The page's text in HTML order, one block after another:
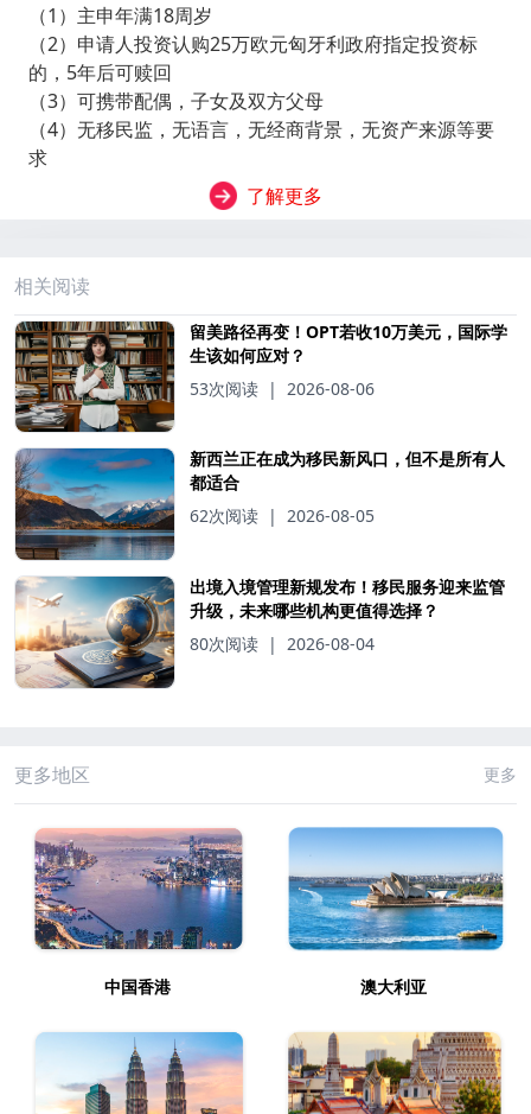
（1）主申年满18周岁
（2）申请人投资认购25万欧元匈牙利政府指定投资标
的，5年后可赎回
（3）可携带配偶，子女及双方父母
（4）无移民监，无语言，无经商背景，无资产来源等要
求
了解更多
相关阅读
留美路径再变！OPT若收10万美元，国际学
生该如何应对？
53次阅读 | 2026-08-06
新西兰正在成为移民新风口，但不是所有人
都适合
62次阅读 | 2026-08-05
出境入境管理新规发布！移民服务迎来监管
升级，未来哪些机构更值得选择？
80次阅读 | 2026-08-04
更多地区 更多
中国香港 澳大利亚